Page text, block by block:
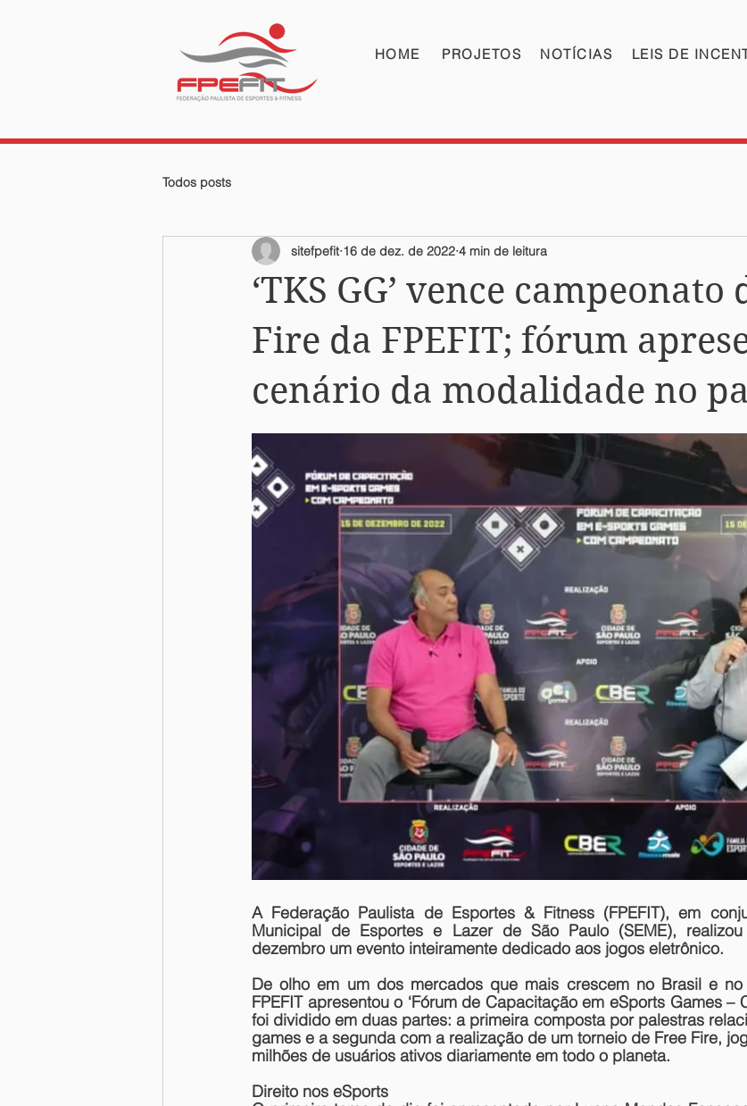
HOME PROJETOS NOTÍCIAS LEIS DE
Todos posts
‘TKS GG’ vence campeonato
Fire da FPEFIT; fórum
cenário da modalidade no
sitefpefit 16 de dez. de 2022 4 min de leitura
A Federação Paulista de Esportes & Fitness (FPEFIT), em
Municipal de Esportes e Lazer de São Paulo (SEME),
dezembro um evento inteiramente dedicado aos jogos eletrônico.
De olho em um dos mercados que mais crescem no Brasil e
FPEFIT apresentou o ‘Fórum de Capacitação em eSports Games –
foi dividido em duas partes: a primeira composta por palestras
games e a segunda com a realização de um torneio de Free Fire,
milhões de usuários ativos diariamente em todo o planeta.
Direito nos eSports